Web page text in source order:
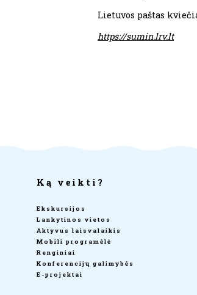
Lietuvos paštas
https://sumin.lrv.lt
Ką veikti?
Ekskursijos
Lankytinos vietos
Aktyvus laisvalaikis
Mobili programėlė
Renginiai
Konferencijų galimybės
E-projektai